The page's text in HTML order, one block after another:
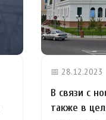
📅 28.12.2023
В связи с
также в